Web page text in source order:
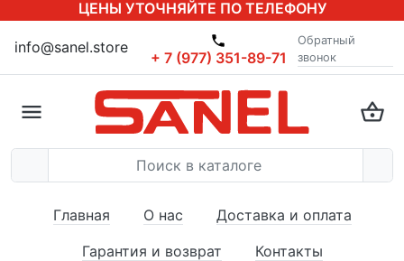
ЦЕНЫ УТОЧНЯЙТЕ ПО ТЕЛЕФОНУ
info@sanel.store
+ 7 (977) 351-89-71
Обратный
звонок
Главная О нас
Доставка и оплата
Гарантия и возврат
Контакты